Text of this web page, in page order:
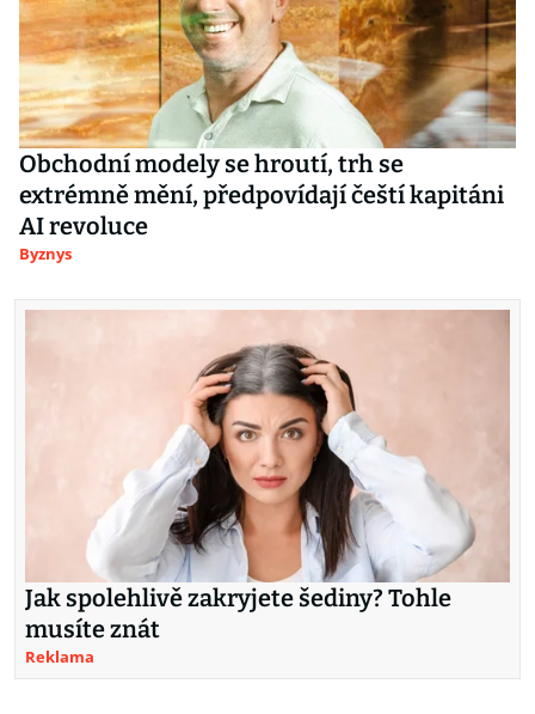
Obchodní modely se hroutí, trh se
extrémně mění, předpovídají čeští kapitáni
AI revoluce
Byznys
Jak spolehlivě zakryjete šediny? Tohle
musíte znát
Reklama